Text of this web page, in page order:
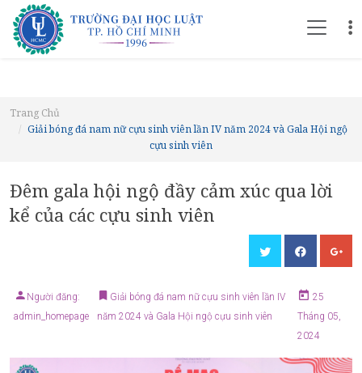
Trang Chủ
Giải bóng đá nam nữ cựu sinh viên lần IV năm 2024 và Gala Hội ngộ
cựu sinh viên
Đêm gala hội ngộ đầy cảm xúc qua lời
kể của các cựu sinh viên
Người đăng:
admin_homepage
Giải bóng đá nam nữ cựu sinh viên lần IV
năm 2024 và Gala Hội ngộ cựu sinh viên
25
Tháng 05,
2024